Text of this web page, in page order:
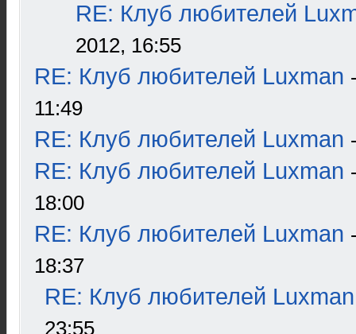
RE: Клуб любителей
2012, 16:55
RE: Клуб любителей Luxman
11:49
RE: Клуб любителей Luxman
RE: Клуб любителей Luxman
18:00
RE: Клуб любителей Luxman
18:37
RE: Клуб любителей Luxman
23:55